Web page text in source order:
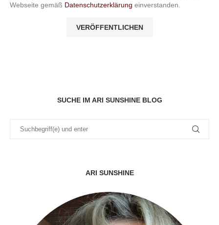
Webseite gemäß Datenschutzerklärung einverstanden.
SUCHE IM ARI SUNSHINE BLOG
ARI SUNSHINE